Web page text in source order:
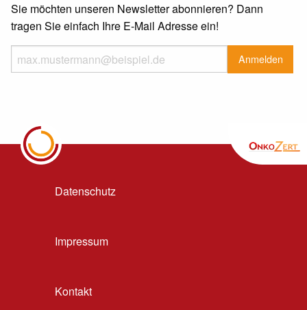
Sie möchten unseren Newsletter abonnieren? Dann
tragen Sie einfach Ihre E-Mail Adresse ein!
Datenschutz
Impressum
Kontakt